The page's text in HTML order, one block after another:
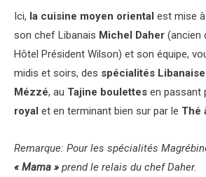
Ici, la cuisine moyen oriental est mise à
son chef Libanais Michel Daher (ancien
Hôtel Président Wilson) et son équipe,
midis et soirs, des spécialités
Mézzé, au Tajine boulettes en passant
royal et en terminant bien sur par le Thé
Remarque: Pour les spécialités
« Mama » prend le relais du chef Daher.